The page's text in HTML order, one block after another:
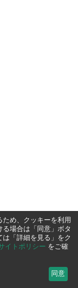
め、クッキーを利用
る場合は「同意」ボタ
「詳細を見る」をク
イトポリシー をご確
同意